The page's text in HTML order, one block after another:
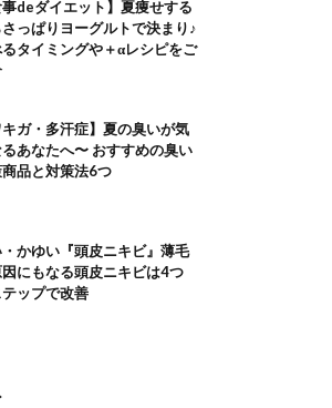
事deダイエット】夏痩せする
っぱりヨーグルトで決まり♪
タイミングや＋αレシピをご
キガ・多汗症】夏の臭いが気
あなたへ〜 おすすめの臭い
品と対策法6つ
かゆい『頭皮ニキビ』薄毛
にもなる頭皮ニキビは4つ
ップで改善